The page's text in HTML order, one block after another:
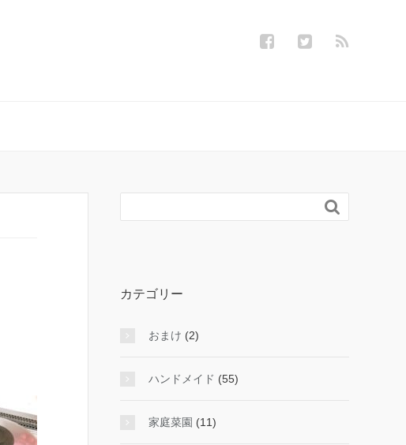

カテゴリー
おまけ (2)
ハンドメイド (55)
家庭菜園 (11)